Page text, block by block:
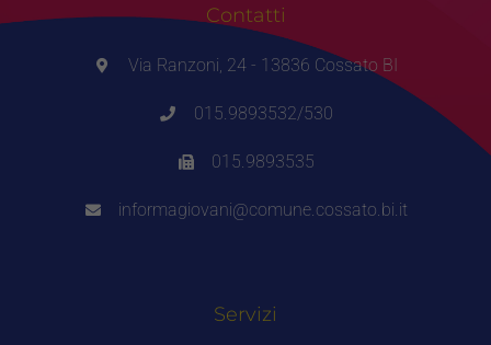
Contatti
Via Ranzoni, 24 - 13836 Cossato BI
015.9893532/530
015.9893535
informagiovani@comune.cossato.bi.it
Servizi